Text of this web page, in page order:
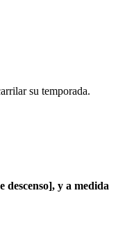
su temporada.
descenso], y a medida